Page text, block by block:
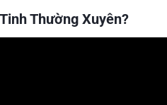
Thường Xuyên?